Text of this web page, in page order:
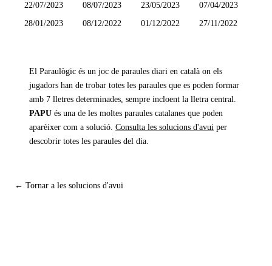
22/07/2023
08/07/2023 23/05/2023
07/04/2023
28/01/2023
08/12/2022 01/12/2022 27/11/2022
El Paraulògic és un joc de paraules diari en català on els
jugadors han de trobar totes les paraules que es poden formar
amb 7 lletres determinades, sempre incloent la lletra central.
PAPU és una de les moltes paraules catalanes que poden
aparèixer com a solució. Consulta les solucions d'avui per
descobrir totes les paraules del dia.
← Tornar a les solucions d'avui